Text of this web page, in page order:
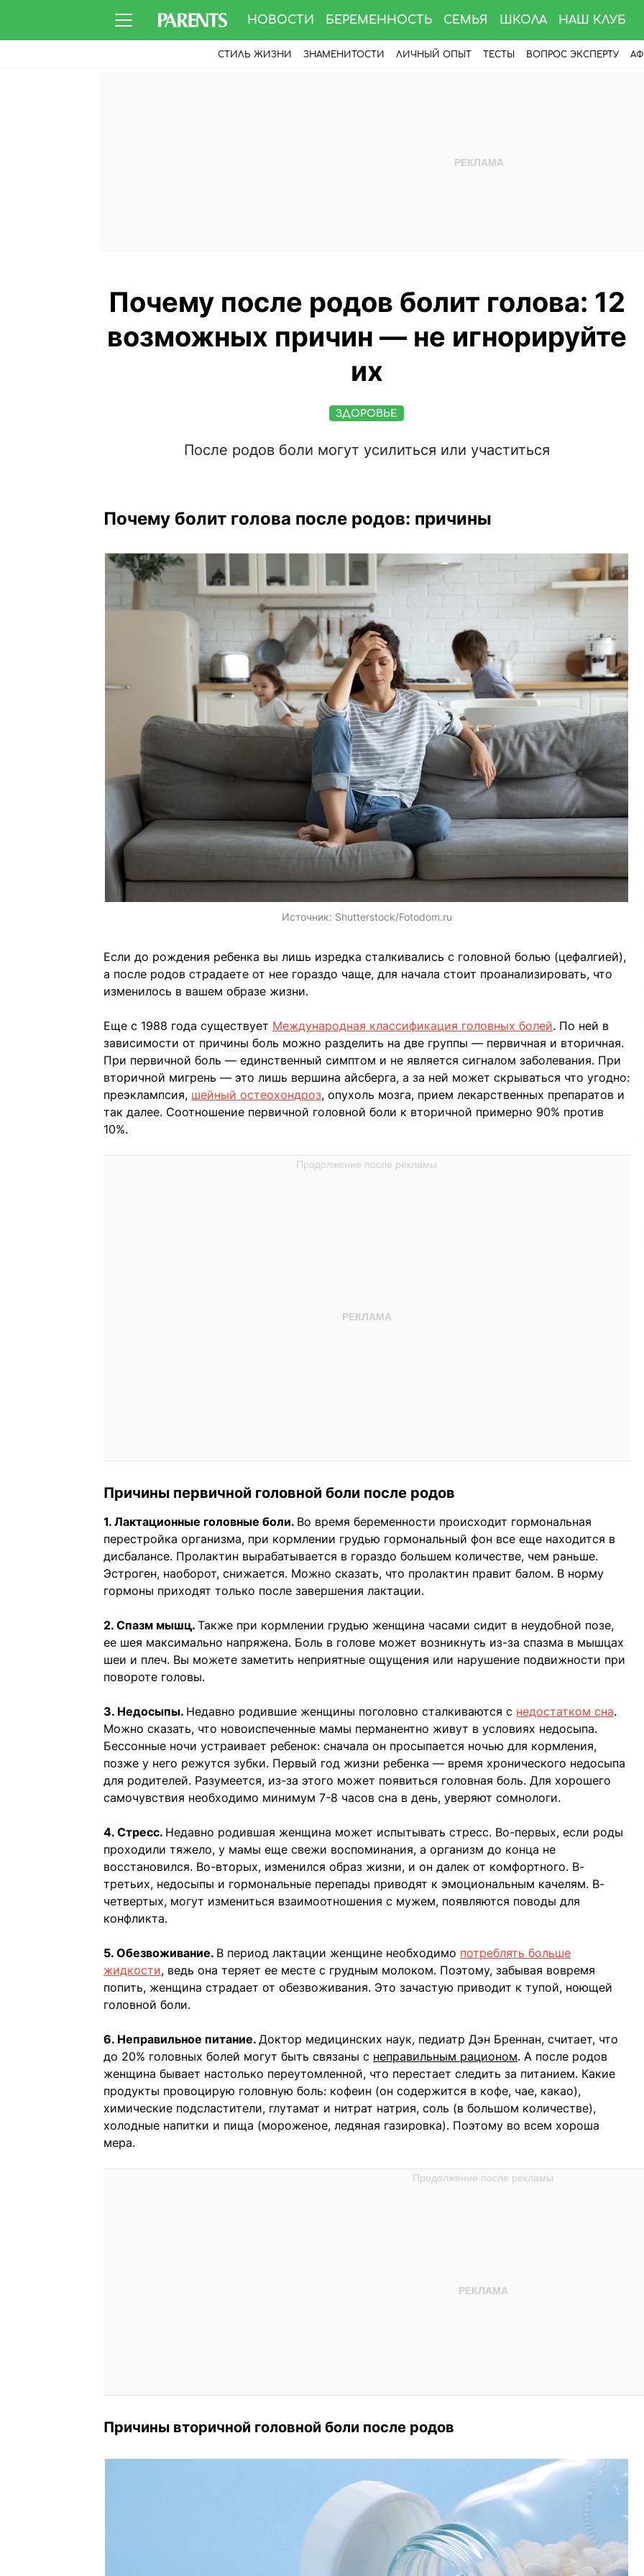
НОВОСТИ БЕРЕМЕННОСТЬ СЕМЬЯ ШКОЛА НАШ КЛУБ
СТИЛЬ ЖИЗНИ ЗНАМЕНИТОСТИ ЛИЧНЫЙ ОПЫТ ТЕСТЫ ВОПРОС ЭКСПЕРТУ
Почему после родов болит голова: 12
возможных причин — не игнорируйте
их
ЗДОРОВЬЕ
После родов боли могут усилиться или участиться
Почему болит голова после родов: причины
Источник: Shutterstock/Fotodom.ru
Если до рождения ребенка вы лишь изредка сталкивались с головной болью (цефалгией),
а после родов страдаете от нее гораздо чаще, для начала стоит проанализировать, что
изменилось в вашем образе жизни.
Еще с 1988 года существует Международная классификация головных болей. По ней в
зависимости от причины боль можно разделить на две группы — первичная и вторичная.
При первичной боль — единственный симптом и не является сигналом заболевания. При
вторичной мигрень — это лишь вершина айсберга, а за ней может скрываться что угодно:
преэклампсия, шейный остеохондроз, опухоль мозга, прием лекарственных препаратов и
так далее. Соотношение первичной головной боли к вторичной примерно 90% против
10%.
Причины первичной головной боли после родов
1. Лактационные головные боли. Во время беременности происходит гормональная
перестройка организма, при кормлении грудью гормональный фон все еще находится в
дисбалансе. Пролактин вырабатывается в гораздо большем количестве, чем раньше.
Эстроген, наоборот, снижается. Можно сказать, что пролактин правит балом. В норму
гормоны приходят только после завершения лактации.
2. Спазм мышц. Также при кормлении грудью женщина часами сидит в неудобной позе,
ее шея максимально напряжена. Боль в голове может возникнуть из-за спазма в мышцах
шеи и плеч. Вы можете заметить неприятные ощущения или нарушение подвижности при
повороте головы.
3. Недосыпы. Недавно родившие женщины поголовно сталкиваются с недостатком сна.
Можно сказать, что новоиспеченные мамы перманентно живут в условиях недосыпа.
Бессонные ночи устраивает ребенок: сначала он просыпается ночью для кормления,
позже у него режутся зубки. Первый год жизни ребенка — время хронического недосыпа
для родителей. Разумеется, из-за этого может появиться головная боль. Для хорошего
самочувствия необходимо минимум 7-8 часов сна в день, уверяют сомнологи.
4. Стресс. Недавно родившая женщина может испытывать стресс. Во-первых, если роды
проходили тяжело, у мамы еще свежи воспоминания, а организм до конца не
восстановился. Во-вторых, изменился образ жизни, и он далек от комфортного. В-
третьих, недосыпы и гормональные перепады приводят к эмоциональным качелям. В-
четвертых, могут измениться взаимоотношения с мужем, появляются поводы для
конфликта.
5. Обезвоживание. В период лактации женщине необходимо потреблять больше
жидкости, ведь она теряет ее месте с грудным молоком. Поэтому, забывая вовремя
попить, женщина страдает от обезвоживания. Это зачастую приводит к тупой, ноющей
головной боли.
6. Неправильное питание. Доктор медицинских наук, педиатр Дэн Бреннан, считает, что
до 20% головных болей могут быть связаны с неправильным рационом. А после родов
женщина бывает настолько переутомленной, что перестает следить за питанием. Какие
продукты провоцирую головную боль: кофеин (он содержится в кофе, чае, какао),
химические подсластители, глутамат и нитрат натрия, соль (в большом количестве),
холодные напитки и пища (мороженое, ледяная газировка). Поэтому во всем хороша
мера.
Причины вторичной головной боли после родов